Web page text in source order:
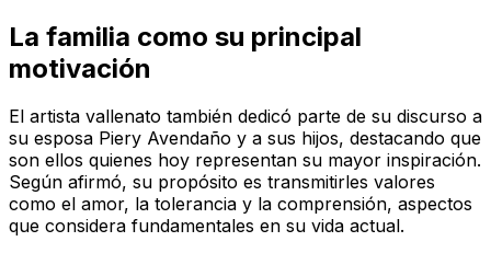
La familia como su principal
motivación
El artista vallenato también dedicó parte de su discurso a
su esposa Piery Avendaño y a sus hijos, destacando que
son ellos quienes hoy representan su mayor inspiración.
Según afirmó, su propósito es transmitirles valores
como el amor, la tolerancia y la comprensión, aspectos
que considera fundamentales en su vida actual.